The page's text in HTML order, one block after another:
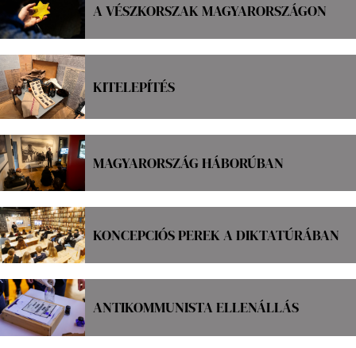
A VÉSZKORSZAK MAGYARORSZÁGON
KITELEPÍTÉS
MAGYARORSZÁG HÁBORÚBAN
KONCEPCIÓS PEREK A DIKTATÚRÁBAN
ANTIKOMMUNISTA ELLENÁLLÁS